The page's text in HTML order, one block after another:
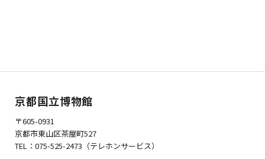
京都国立博物館
〒605-0931
京都市東山区茶屋町527
TEL：075-525-2473（テレホンサービス）